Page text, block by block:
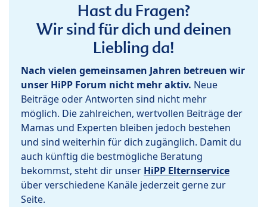
Hast du Fragen?
Wir sind für dich und deinen
Liebling da!
Nach vielen gemeinsamen Jahren betreuen wir
unser HiPP Forum nicht mehr aktiv. Neue
Beiträge oder Antworten sind nicht mehr
möglich. Die zahlreichen, wertvollen Beiträge der
Mamas und Experten bleiben jedoch bestehen
und sind weiterhin für dich zugänglich. Damit du
auch künftig die bestmögliche Beratung
bekommst, steht dir unser HiPP Elternservice
über verschiedene Kanäle jederzeit gerne zur
Seite.